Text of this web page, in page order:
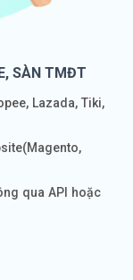
SÀN TMĐT
Lazada, Tiki,
qua API hoặc